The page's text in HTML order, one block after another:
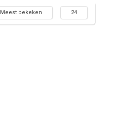
Meest bekeken 24